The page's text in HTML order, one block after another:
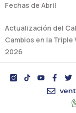
Fechas de Abril
Actualización del
Cambios en la Triple
2026
Y
o
F
a
c
T
w
i